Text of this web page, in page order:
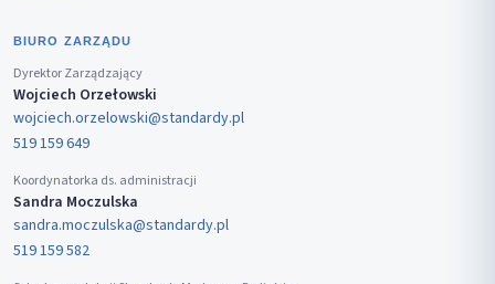
BIURO ZARZĄDU
Dyrektor Zarządzający
Wojciech Orzełowski
wojciech.orzelowski@standardy.pl
519 159 649
Koordynatorka ds. administracji
Sandra Moczulska
sandra.moczulska@standardy.pl
519 159 582